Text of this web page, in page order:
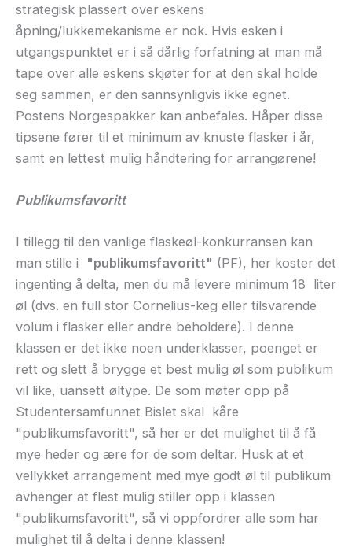
strategisk plassert over eskens
åpning/lukkemekanisme er nok. Hvis esken i
utgangspunktet er i så dårlig forfatning at man må
tape over alle eskens skjøter for at den skal holde
seg sammen, er den sannsynligvis ikke egnet.
Postens Norgespakker kan anbefales. Håper disse
tipsene fører til et minimum av knuste flasker i år,
samt en lettest mulig håndtering for arrangørene!
Publikumsfavoritt
I tillegg til den vanlige flaskeøl-konkurransen kan
man stille i "publikumsfavoritt" (PF), her koster det
ingenting å delta, men du må levere minimum 18 liter
øl (dvs. en full stor Cornelius-keg eller tilsvarende
volum i flasker eller andre beholdere). I denne
klassen er det ikke noen underklasser, poenget er
rett og slett å brygge et best mulig øl som publikum
vil like, uansett øltype. De som møter opp på
Studentersamfunnet Bislet skal kåre
"publikumsfavoritt", så her er det mulighet til å få
mye heder og ære for de som deltar. Husk at et
vellykket arrangement med mye godt øl til publikum
avhenger at flest mulig stiller opp i klassen
"publikumsfavoritt", så vi oppfordrer alle som har
mulighet til å delta i denne klassen!